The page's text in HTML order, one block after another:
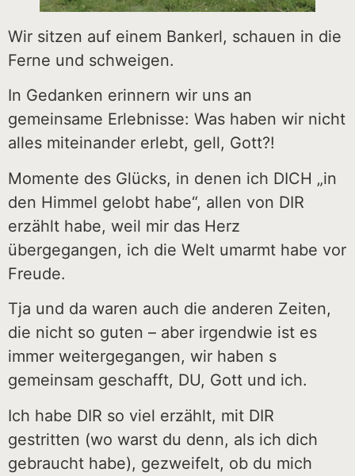
Wir sitzen auf einem Bankerl, schauen in die
Ferne und schweigen.
In Gedanken erinnern wir uns an
gemeinsame Erlebnisse: Was haben wir nicht
alles miteinander erlebt, gell, Gott?!
Momente des Glücks, in denen ich DICH „in
den Himmel gelobt habe“, allen von DIR
erzählt habe, weil mir das Herz
übergegangen, ich die Welt umarmt habe vor
Freude.
Tja und da waren auch die anderen Zeiten,
die nicht so guten – aber irgendwie ist es
immer weitergegangen, wir haben s
gemeinsam geschafft, DU, Gott und ich.
Ich habe DIR so viel erzählt, mit DIR
gestritten (wo warst du denn, als ich dich
gebraucht habe), gezweifelt, ob du mich